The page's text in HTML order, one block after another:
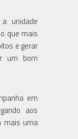
unidade
que mais
e gerar
um bom
em
aos
mais uma